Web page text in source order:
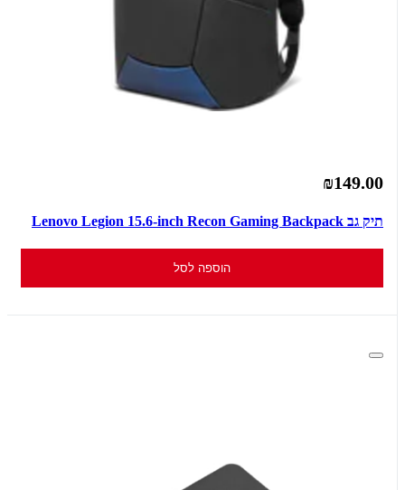
₪149.00
תיק גב Lenovo Legion 15.6-inch Recon Gaming Backpack
הוספה לסל